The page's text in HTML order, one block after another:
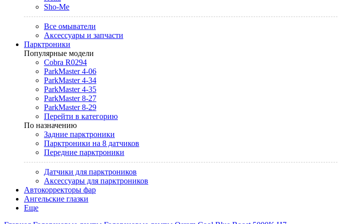
Sho-Me
Все омыватели
Аксессуары и запчасти
Парктроники
Популярные модели
Cobra R0294
ParkMaster 4-06
ParkMaster 4-34
ParkMaster 4-35
ParkMaster 8-27
ParkMaster 8-29
Перейти в категорию
По назначению
Задние парктроники
Парктроники на 8 датчиков
Передние парктроники
Датчики для парктроников
Аксессуары для парктроников
Автокорректоры фар
Ангельские глазки
Еще